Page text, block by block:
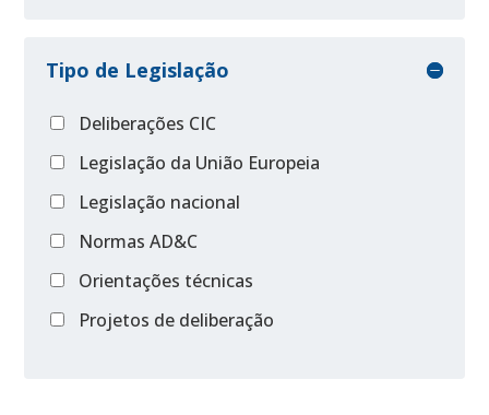
Tipo de Legislação
Deliberações CIC
Legislação da União Europeia
Legislação nacional
Normas AD&C
Orientações técnicas
Projetos de deliberação